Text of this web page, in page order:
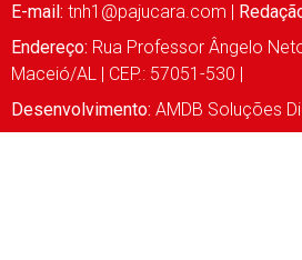
E-mail: tnh1@pajucara.com
Endereço: Rua Professor Ângelo
Maceió/AL | CEP.: 57051-530 |
Desenvolvimento: AMDB Soluções